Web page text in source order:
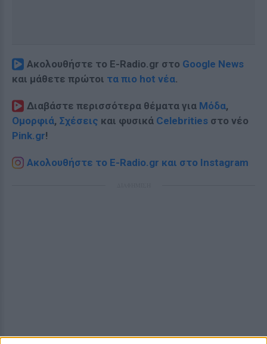
Ακολουθήστε το E-Radio.gr στο Google News
και μάθετε πρώτοι τα πιο hot νέα.
Διαβάστε περισσότερα θέματα για Μόδα,
Ομορφιά, Σχέσεις και φυσικά Celebrities στο νέο
Pink.gr!
Ακολουθήστε το E-Radio.gr και στο Instagram